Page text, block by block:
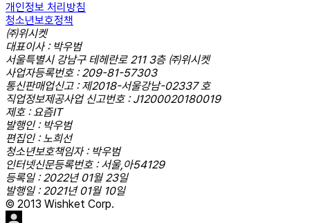
개인정보 처리방침
청소년보호정책
㈜위시켓
대표이사 : 박우범
서울특별시 강남구 테헤란로 211 3층 ㈜위시켓
사업자등록번호 : 209-81-57303
통신판매업신고 : 제2018-서울강남-02337 호
직업정보제공사업 신고번호 : J1200020180019
제호 : 요즘IT
발행인 : 박우범
편집인 : 노희선
청소년보호책임자 : 박우범
인터넷신문등록번호 : 서울,아54129
등록일 : 2022년 01월 23일
발행일 : 2021년 01월 10일
© 2013 Wishket Corp.